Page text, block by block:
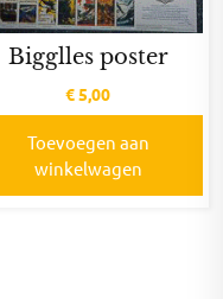
Bigglles poster
€ 5,00
Toevoegen aan
winkelwagen